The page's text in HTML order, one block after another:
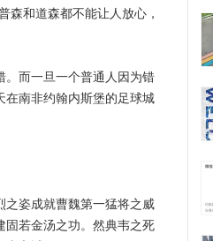
森和道森都不能让人放心，
而一旦一个普通人因为错
在南非约翰内斯堡的足球城
姿成就曹魏第一猛将之威
固若金汤之功。然典韦之死